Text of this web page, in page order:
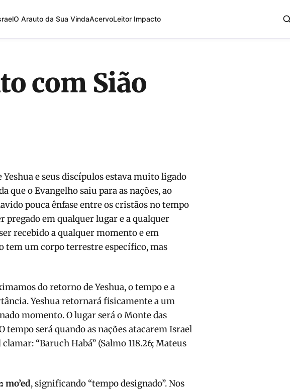
O Arauto da Sua VindaAcervoLeitor Impacto
com Sião
e seus discípulos estava muito ligado
que o Evangelho saiu para as nações, ao
pouca ênfase entre os cristãos no tempo
pregado em qualquer lugar e a qualquer
recebido a qualquer momento e em
tem um corpo terrestre específico, mas
do retorno de Yeshua, o tempo e a
Yeshua retornará fisicamente a um
momento. O lugar será o Monte das
tempo será quando as nações atacarem Israel
“Baruch Habá” (Salmo 118.26; Mateus
מועד mo’ed, significando “tempo designado”. Nos